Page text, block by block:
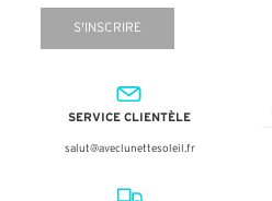
S'INSCRIRE
SERVICE CLIENTÈLE
salut@aveclunettesoleil.fr